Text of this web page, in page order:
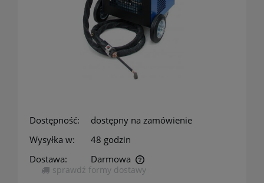
Dostępność:
dostępny na zamówienie
Wysyłka w:
48 godzin
Dostawa:
Darmowa
Cena nie zawiera ewentualnych kosztów płatności
sprawdź formy dostawy